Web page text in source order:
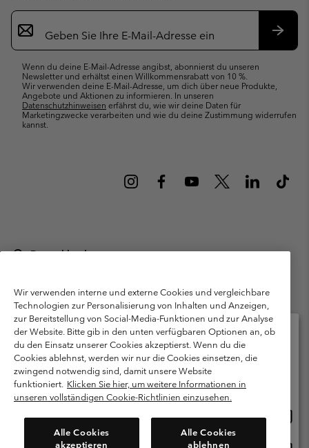
Newsletter-
Anmeldung
Wenn du deine E-Mail-Adresse angibst, abonnierst du unseren
Newsletter und erhältst einen Willkommensrabatt von 10 %.
Wir verwenden deine E-Mail-Adresse, um dich über neue Produkte,
Angebote und Aktionen zu informieren. In unseren
Datenschutzhinweisen erfährst du, wie wir deine Daten für
Marketingzwecke verarbeiten und wie du deine Zustimmung widerrufen
kannst.
Deutschland
München Deutschland. Alle Rechte vorbehalten.
Nutzungsbedingungen
Allgemeine Verkaufsbedingungen
Garantie
Datenschutzerklärung
Bestimmungen und Bedingungen des Mitglieder Programms
Nutzungsbedingungen Für Nutzergenerierte Inhalte
Cookies
Public CBCR
Kundenservice: Mo- Fr. 9:00 - 13:00 & 14:00- 18:00 Uhr
(+)498912081004
Wir verwenden interne und externe Cookies und vergleichbare
Technologien zur Personalisierung von Inhalten und Anzeigen,
zur Bereitstellung von Social-Media-Funktionen und zur Analyse
der Website. Bitte gib in den unten verfügbaren Optionen an, ob
du den Einsatz unserer Cookies akzeptierst. Wenn du die
Cookies ablehnst, werden wir nur die Cookies einsetzen, die
zwingend notwendig sind, damit unsere Website
funktioniert. Klicken Sie hier, um weitere Informationen in
unseren vollständigen Cookie-Richtlinien einzusehen.
Alle Cookies
akzeptieren
Alle Cookies
ablehnen
Bitte wählen Sie Ihr Lieferland und Ihre Sprache
Online-Einkauf verfügbar